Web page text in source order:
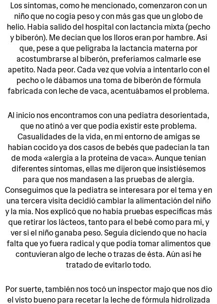
Los síntomas, como he mencionado, comenzaron con un
niño que no cogía peso y con más gas que un globo de
helio. Había salido del hospital con lactancia mixta (pecho
y biberón). Me decían que los lloros eran por hambre. Así
que, pese a que peligraba la lactancia materna por
acostumbrarse al biberón, preferíamos calmarle ese
apetito. Nada peor. Cada vez que volvía a intentarlo con el
pecho o le dábamos una toma de biberón de fórmula
fabricada con leche de vaca, acentuábamos el problema.
Al inicio nos encontramos con una pediatra desorientada,
que no atinó a ver que podía existir este problema.
Casualidades de la vida, en mi entorno de amigas se
habían cocido ya dos casos de bebés que padecían la tan
de moda «alergia a la proteína de vaca». Aunque tenían
diferentes síntomas, ellas me dijeron que insistiésemos
para que nos mandasen a las pruebas de alergia.
Conseguimos que la pediatra se interesara por el tema y en
una tercera visita decidió cambiar la alimentación del niño
y la mía. Nos explicó que no había pruebas específicas más
que retirar los lácteos, tanto para el bebé como para mí, y
ver si el niño ganaba peso. Seguía diciendo que no hacía
falta que yo fuera radical y que podía tomar alimentos que
contuvieran algo de leche o trazas de ésta. Aún así he
tratado de evitarlo todo.
Por suerte, también nos tocó un inspector majo que nos dio
el visto bueno para recetar la leche de fórmula hidrolizada